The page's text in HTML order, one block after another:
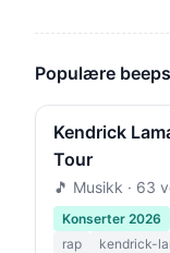
Populære beeps
Kendrick
Tour
🎵 Musikk · 63
Konserter 2026
rap
kendrick-